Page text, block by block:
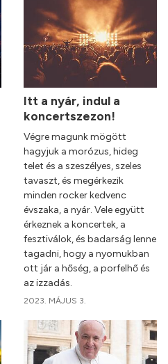
Itt a nyár, indul a
koncertszezon!
Végre magunk mögött
hagyjuk a morózus, hideg
telet és a szeszélyes, szeles
tavaszt, és megérkezik
minden rocker kedvenc
évszaka, a nyár. Vele együtt
érkeznek a koncertek, a
fesztiválok, és badarság lenne
tagadni, hogy a nyomukban
ott jár a hőség, a porfelhő és
az izzadás.
2023. MÁJUS 3.